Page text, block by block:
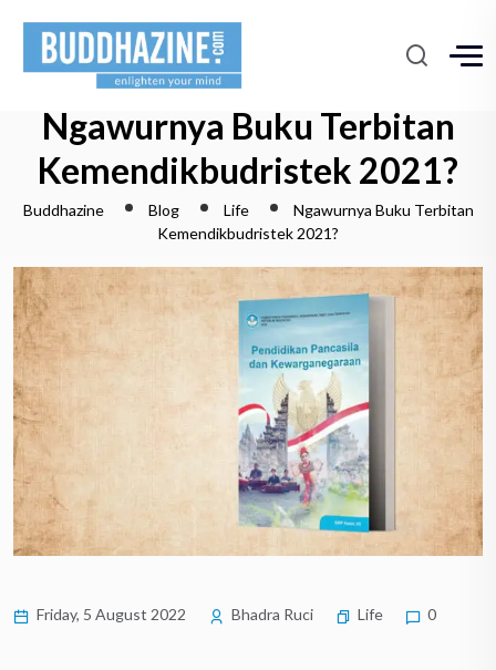
Ngawurnya Buku Terbitan
Kemendikbudristek 2021?
Buddhazine Blog Life
Ngawurnya Buku Terbitan
Kemendikbudristek 2021?
Friday, 5 August 2022 Bhadra Ruci Life 0